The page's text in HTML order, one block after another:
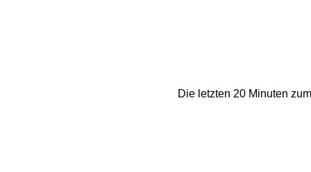
Die letzten 20 Minuten